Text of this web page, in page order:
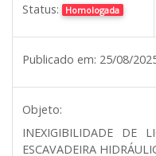
Status: Homologada
Publicado em: 25/08/
Objeto:
INEXIGIBILIDADE DE
ESCAVADEIRA